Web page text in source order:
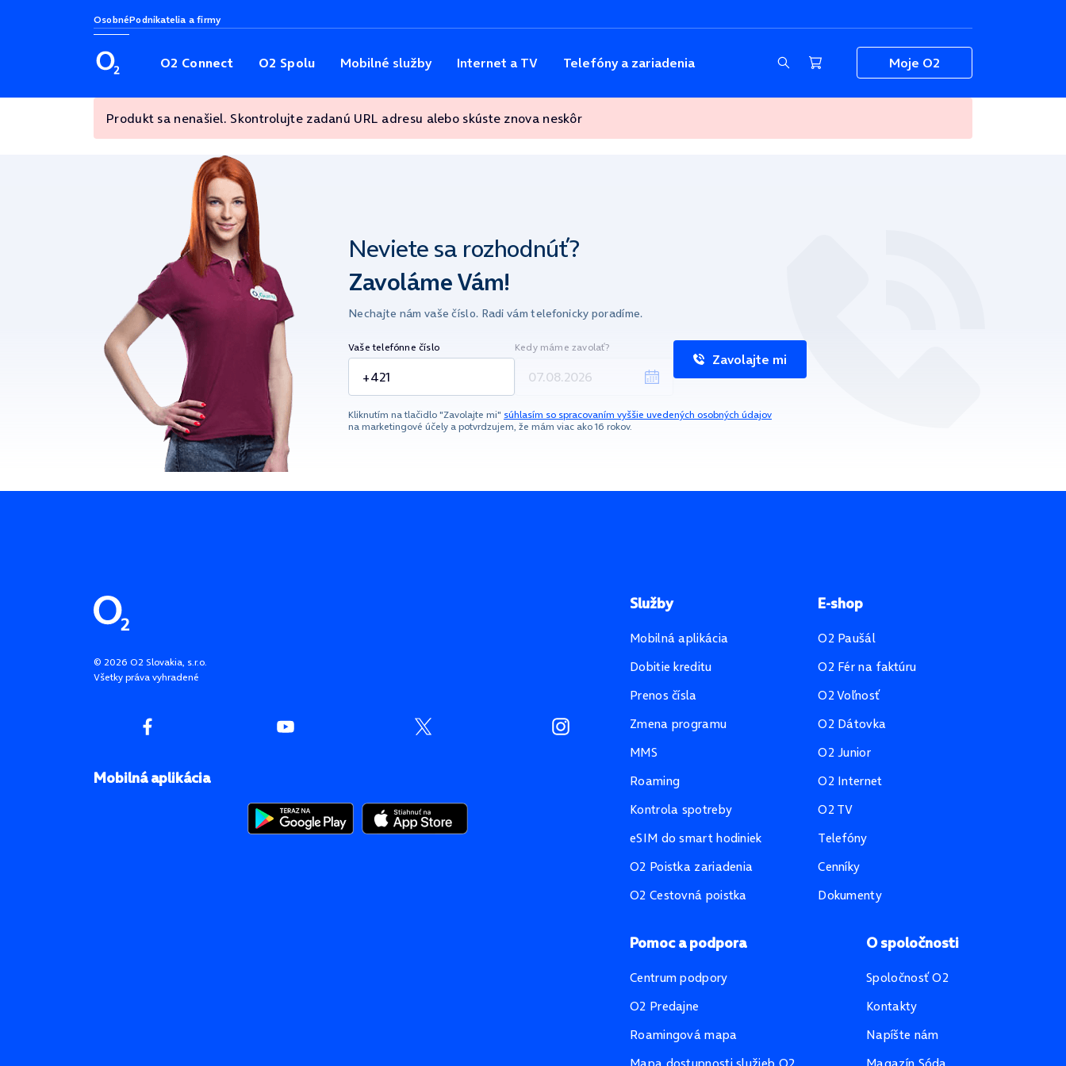
OsobnéPodnikatelia a firmy
O2 Connect O2 Spolu Mobilné služby Internet a TV Telefóny a zariadenia Moje O2
Produkt sa nenašiel. Skontrolujte zadanú URL adresu alebo skúste znova neskôr
Neviete sa rozhodnúť?
Zavoláme Vám!
Nechajte nám vaše číslo. Radi vám telefonicky poradíme.
Vaše telefónne číslo Kedy máme zavolať?
Zavolajte mi
Kliknutím na tlačidlo "Zavolajte mi" súhlasím so spracovaním vyššie uvedených osobných údajov
na marketingové účely a potvrdzujem, že mám viac ako 16 rokov.
Pätička stránky
© 2026 O2 Slovakia, s.r.o.
Všetky práva vyhradené
Mobilná aplikácia
Služby
Mobilná aplikácia
Dobitie kreditu
Prenos čísla
Zmena programu
MMS
Roaming
Kontrola spotreby
eSIM do smart hodiniek
O2 Poistka zariadenia
O2 Cestovná poistka
E-shop
O2 Paušál
O2 Fér na faktúru
O2 Voľnosť
O2 Dátovka
O2 Junior
O2 Internet
O2 TV
Telefóny
Cenníky
Dokumenty
Pomoc a podpora
Centrum podpory
O2 Predajne
Roamingová mapa
O spoločnosti
Spoločnosť O2
Kontakty
Napíšte nám